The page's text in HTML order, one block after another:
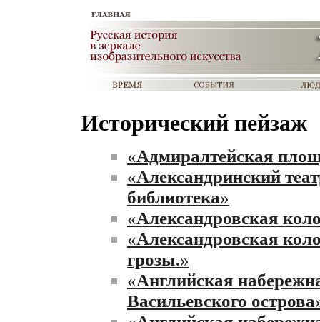
Исторический пейзаж
«Адмиралтейская
«Александринский
библиотека»
«Александровская
«Александровская
грозы.»
«Английская
Васильевского острова